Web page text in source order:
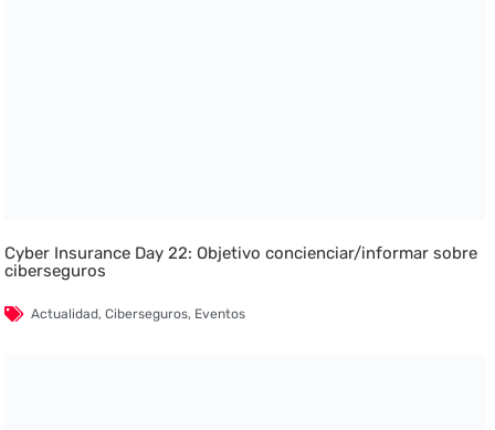
Cyber Insurance Day 22: Objetivo concienciar/informar sobre
ciberseguros
Actualidad,Ciberseguros, Eventos